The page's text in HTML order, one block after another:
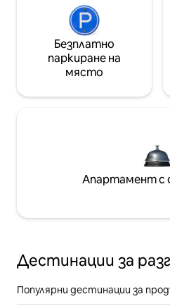
Безплатно
паркиране на
място
Апартамент с
Дестинации за
Популярни дестинации за